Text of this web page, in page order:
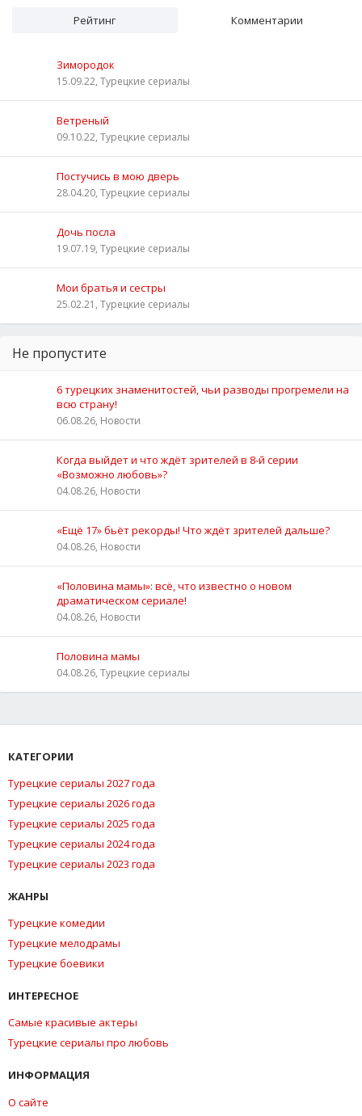
Рейтинг Комментарии
Зимородок
15.09.22, Турецкие сериалы
Ветреный
09.10.22, Турецкие сериалы
Постучись в мою дверь
28.04.20, Турецкие сериалы
Дочь посла
19.07.19, Турецкие сериалы
Мои братья и сестры
25.02.21, Турецкие сериалы
Не пропустите
6 турецких знаменитостей, чьи разводы прогремели на
всю страну!
06.08.26, Новости
Когда выйдет и что ждёт зрителей в 8-й серии
«Возможно любовь»?
04.08.26, Новости
«Ещё 17» бьёт рекорды! Что ждёт зрителей дальше?
04.08.26, Новости
«Половина мамы»: всё, что известно о новом
драматическом сериале!
04.08.26, Новости
Половина мамы
04.08.26, Турецкие сериалы
КАТЕГОРИИ
Турецкие сериалы 2027 года
Турецкие сериалы 2026 года
Турецкие сериалы 2025 года
Турецкие сериалы 2024 года
Турецкие сериалы 2023 года
ЖАНРЫ
Турецкие комедии
Турецкие мелодрамы
Турецкие боевики
ИНТЕРЕСНОЕ
Самые красивые актеры
Турецкие сериалы про любовь
ИНФОРМАЦИЯ
О сайте